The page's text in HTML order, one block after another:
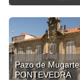
Pazo de
PONTEVEDRA